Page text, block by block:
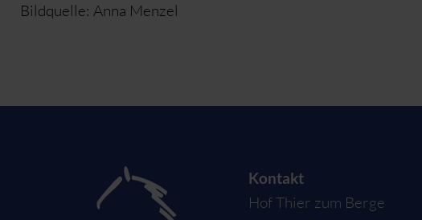
Bildquelle: Anna Menzel
Kontakt
Hof Thier zum Berge